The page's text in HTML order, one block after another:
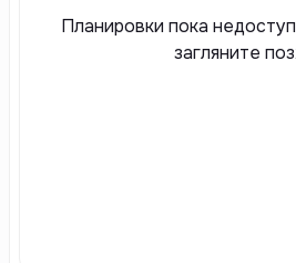
Планировки пока
загляните